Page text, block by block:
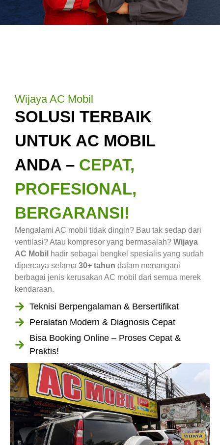
Wijaya AC Mobil
SOLUSI TERBAIK
UNTUK AC MOBIL
ANDA – CEPAT,
PROFESIONAL,
BERGARANSI!
Mengalami AC mobil tidak dingin? Bau tak sedap dari
ventilasi? Atau kompresor yang bermasalah? Wijaya
AC Mobil hadir sebagai bengkel spesialis yang sudah
dipercaya selama 30+ tahun dalam menangani
berbagai jenis kerusakan AC mobil dari semua merek
kendaraan.
Teknisi Berpengalaman & Bersertifikat
Peralatan Modern & Diagnosis Cepat
Bisa Booking Online – Proses Cepat &
Praktis!